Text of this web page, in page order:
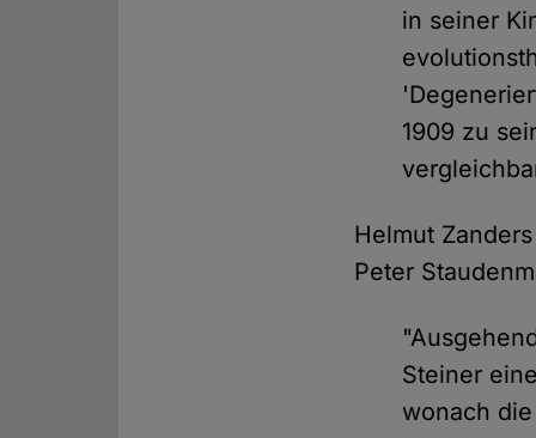
in seiner
1909 zu
Helmut
Peter
Steiner
wonach